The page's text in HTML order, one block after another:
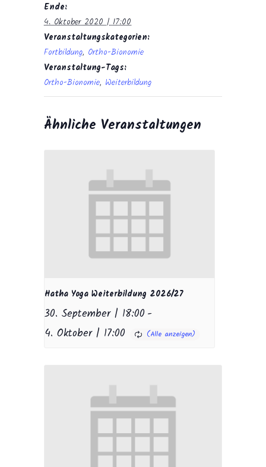
Ende:
4. Oktober 2020 | 17:00
Veranstaltungskategorien:
Fortbildung, Ortho-Bionomie
Veranstaltung-Tags:
Ortho-Bionomie, Weiterbildung
Ähnliche Veranstaltungen
Hatha Yoga Weiterbildung 2026/27
30. September | 18:00 -
4. Oktober | 17:00